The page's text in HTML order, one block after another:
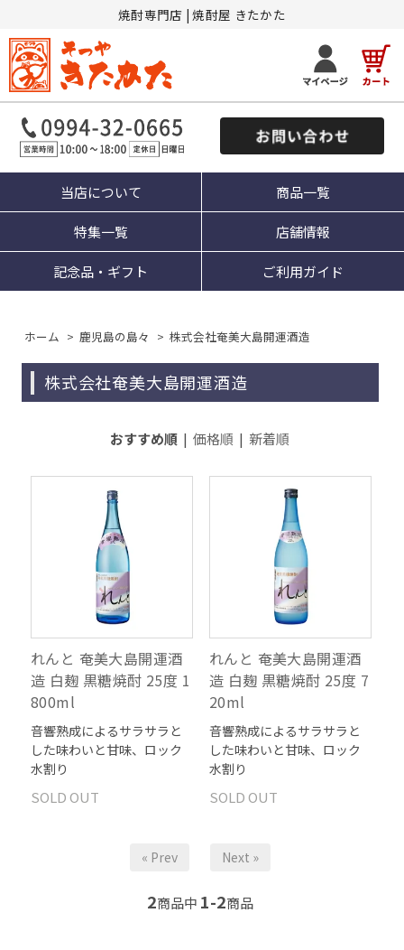
焼酎専門店 | 焼酎屋 きたかた
当店について 商品一覧
特集一覧 店舗情報
記念品・ギフト ご利用ガイド
ホーム > 鹿児島の島々 > 株式会社奄美大島開運酒造
株式会社奄美大島開運酒造
おすすめ順 |価格順 | 新着順
れんと 奄美大島開運酒
造 白麹 黒糖焼酎 25度 1
800ml
音響熟成によるサラサラと
した味わいと甘味、ロック
水割り
SOLD OUT
れんと 奄美大島開運酒
造 白麹 黒糖焼酎 25度 7
20ml
音響熟成によるサラサラと
した味わいと甘味、ロック
水割り
SOLD OUT
« Prev Next »
2商品中 1-2商品